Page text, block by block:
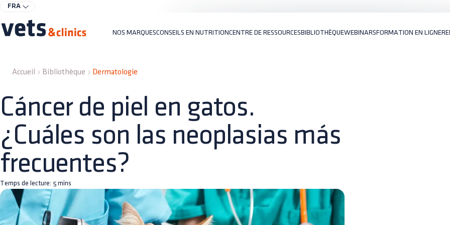
FRA
NOS MARQUESCONSEILS EN NUTRITIONCENTRE DE RESSOURCESBIBLIOTHÈQUEWEBINARSFORMATION EN LIGNE
Accueil Bibliothèque Dermatologie
Cáncer de piel en gatos.
¿Cuáles son las neoplasias más
frecuentes?
Temps de lecture: 5 mins